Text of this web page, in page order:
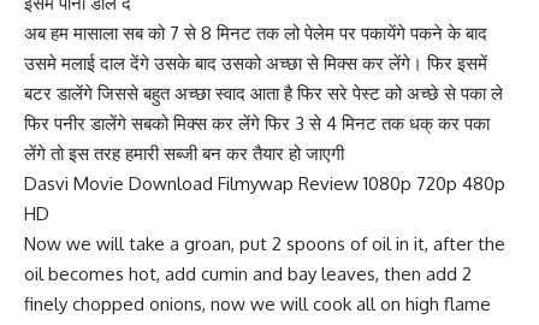
अब हम मासाला सब को 7 से 8 मिनट तक लो पेलेम पर पकायेंगे पकने के बाद
उसमे मलाई दाल देंगे उसके बाद उसको अच्छा से मिक्स कर लेंगे। फिर इसमें
बटर डालेंगे जिससे बहुत अच्छा स्वाद आता है फिर सरे पेस्ट को अच्छे से पका ले
फिर पनीर डालेंगे सबको मिक्स कर लेंगे फिर 3 से 4 मिनट तक धक् कर पका
लेंगे तो इस तरह हमारी सब्जी बन कर तैयार हो जाएगी
Dasvi Movie Download Filmywap Review 1080p 720p 480p
HD
Now we will take a groan, put 2 spoons of oil in it, after the
oil becomes hot, add cumin and bay leaves, then add 2
finely chopped onions, now we will cook all on high flame